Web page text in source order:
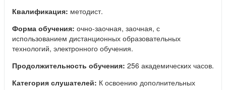
Квалификация: методист.
Форма обучения: очно-заочная, заочная, с
использованием дистанционных образовательных
технологий, электронного обучения.
Продолжительность обучения: 256 академических часов.
Категория слушателей: К освоению дополнительных